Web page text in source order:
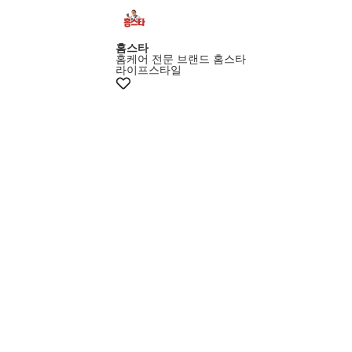
멤버스25%쿠폰
홈스타
홈케어 전문 브랜드 홈스타
라이프스타일